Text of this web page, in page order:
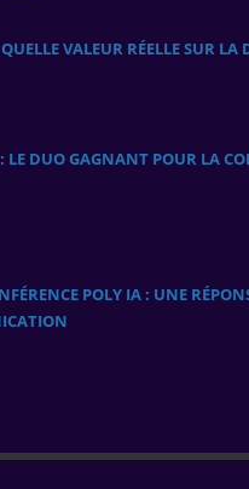
VALEUR RÉELLE SUR LA
LE DUO GAGNANT POUR LA
POLY IA : UNE